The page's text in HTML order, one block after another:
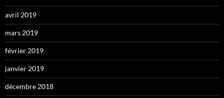
avril 2019
mars 2019
février 2019
janvier 2019
décembre 2018